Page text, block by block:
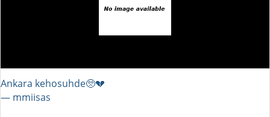
Ankara kehosuhde🥺💔
― mmiisas